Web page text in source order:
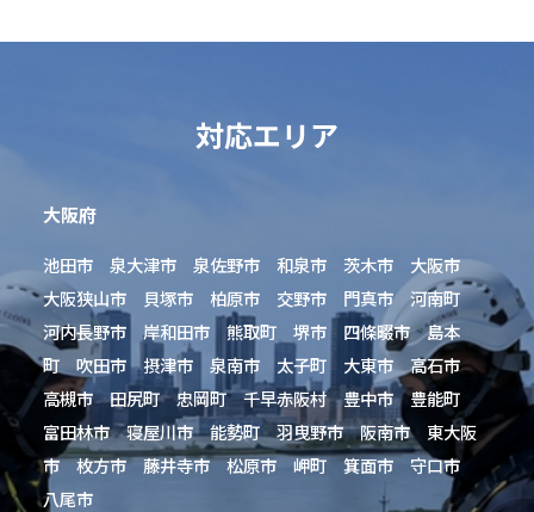
対応エリア
大阪府
池田市 泉大津市 泉佐野市 和泉市 茨木市 大阪市
大阪狭山市 貝塚市 柏原市 交野市 門真市 河南町
河内長野市 岸和田市 熊取町 堺市 四條畷市 島本
町 吹田市 摂津市 泉南市 太子町 大東市 高石市
高槻市 田尻町 忠岡町 千早赤阪村 豊中市 豊能町
富田林市 寝屋川市 能勢町 羽曳野市 阪南市 東大阪
市 枚方市 藤井寺市 松原市 岬町 箕面市 守口市
八尾市